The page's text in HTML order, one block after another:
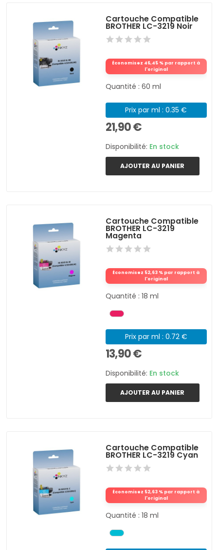
Cartouche Compatible
BROTHER LC-3219 Noir
Économisez 46,45 % par rapport à
l'original
Quantité : 60 ml
Prix par ml : 0.35 €
21,90 €
Disponibilité: En stock
AJOUTER AU PANIER
Cartouche Compatible
BROTHER LC-3219
Magenta
Économisez 52,63 % par rapport à
l'original
Quantité : 18 ml
Prix par ml : 0.72 €
13,90 €
Disponibilité: En stock
AJOUTER AU PANIER
Cartouche Compatible
BROTHER LC-3219 Cyan
Économisez 52,63 % par rapport à
l'original
Quantité : 18 ml